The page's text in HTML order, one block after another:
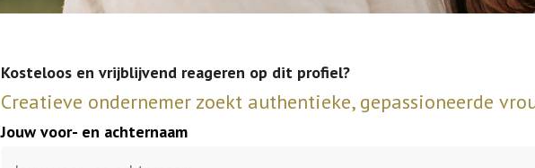
Kosteloos en vrijblijvend reageren op dit profiel?
Creatieve ondernemer zoekt authentieke, gepassioneerde
Jouw voor- en achternaam